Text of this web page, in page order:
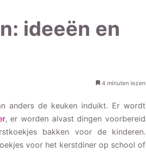
ideeën en
4 minuten lezen
anders de keuken induikt. Er wordt
, er worden alvast dingen voorbereid
bakken voor de kinderen.
voor het kerstdiner op school of